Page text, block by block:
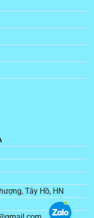
Tây Hồ, HN